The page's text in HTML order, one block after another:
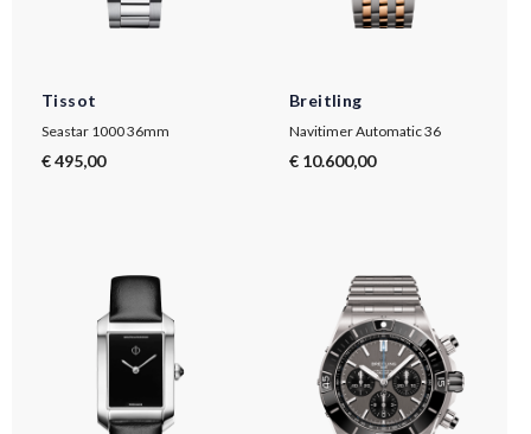
Tissot
Seastar 1000 36mm
€ 495,00
Breitling
Navitimer Automatic 36
€ 10.600,00